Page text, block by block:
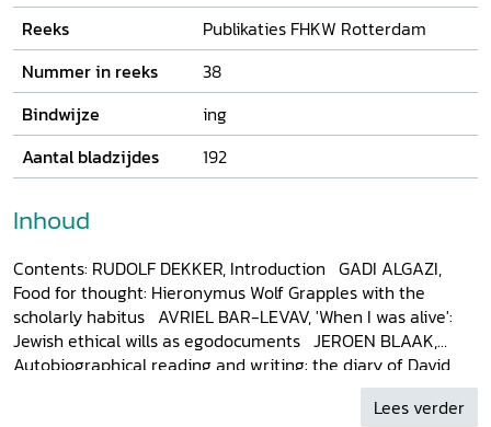
Reeks
Publikaties FHKW Rotterdam
Nummer in reeks
38
Bindwijze
ing
Aantal bladzijdes
192
Inhoud
Contents: RUDOLF DEKKER, Introduction GADI ALGAZI,
Food for thought: Hieronymus Wolf Grapples with the
scholarly habitus AVRIEL BAR-LEVAV, 'When I was alive':
Jewish ethical wills as egodocuments JEROEN BLAAK,
Autobiographical reading and writing: the diary of David
Beck (1624) CAROLYN CHAPPELL LOUGEE, Emigration and
memory: after 1685 and after 1789 HELGA MEISE, The
Lees verder